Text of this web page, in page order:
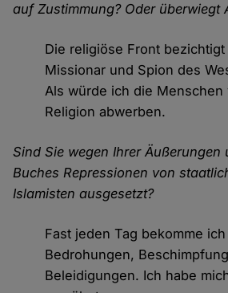
auf Zustimmung? Oder überwiegt
Die religiöse Front
Missionar und Spion des
Als würde ich die Menschen
Religion abwerben.
Sind Sie wegen Ihrer Äußerungen
Buches Repressionen von
Islamisten ausgesetzt?
Fast jeden Tag bekomme ich
Bedrohungen,
Beleidigungen. Ich habe